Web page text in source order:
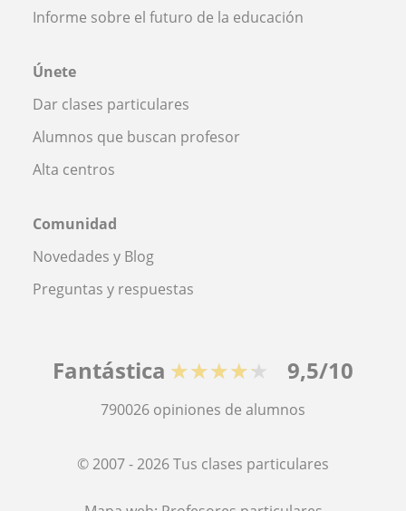
Informe sobre el futuro de la educación
Únete
Dar clases particulares
Alumnos que buscan profesor
Alta centros
Comunidad
Novedades y Blog
Preguntas y respuestas
Fantástica ★★★★★ 9,5/10
790026 opiniones de alumnos
© 2007 - 2026 Tus clases particulares